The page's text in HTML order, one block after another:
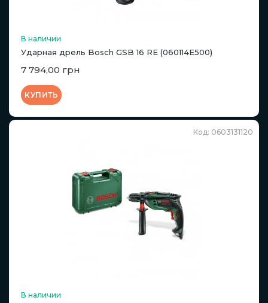
В наличии
Ударная дрель Bosch GSB 16 RE (060114E500)
7 794,00 грн
КУПИТЬ
Код: 0603131120
В наличии